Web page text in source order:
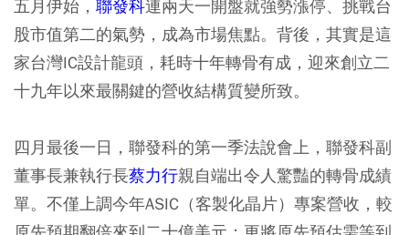
五月伊始， 聯發科連兩天一開盤就強勢漲停、挑戰台
股市值第二的氣勢，成為市場焦點。背後，其實是這
家台灣IC設計龍頭，耗時十年轉骨有成，迎來創立二
十九年以來最關鍵的營收結構質變所致。
四月最後一日，聯發科的第一季法說會上，聯發科副
董事長兼執行長蔡力行親自端出令人驚豔的轉骨成績
單。不僅上調今年ASIC（客製化晶片）專案營收，較